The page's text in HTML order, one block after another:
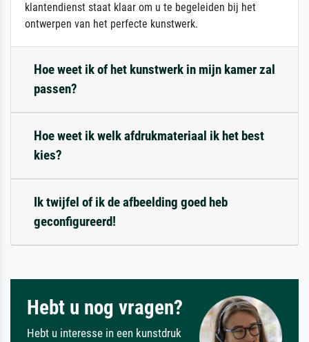
klantendienst staat klaar om u te begeleiden bij het
ontwerpen van het perfecte kunstwerk.
Hoe weet ik of het kunstwerk in mijn kamer zal
passen?
Hoe weet ik welk afdrukmateriaal ik het best
kies?
Ik twijfel of ik de afbeelding goed heb
geconfigureerd!
Hebt u nog vragen?
Hebt u interesse in een kunstdruk